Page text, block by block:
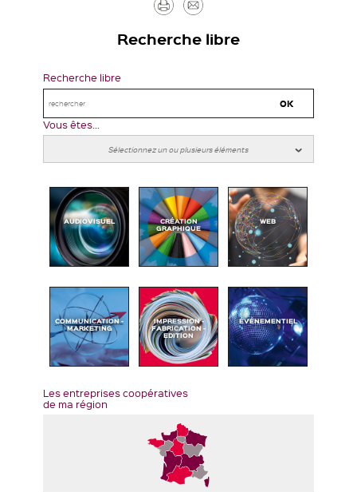
Imprimer
Recherche libre
Recherche libre
Vous êtes...
AUDIOVISUEL CRÉATION
GRAPHIQUE
WEB
COMMUNICATION -
MARKETING
IMPRESSION -
FABRICATION -
EDITION
ÉVÉNEMENTIEL
Les entreprises coopératives
de ma région